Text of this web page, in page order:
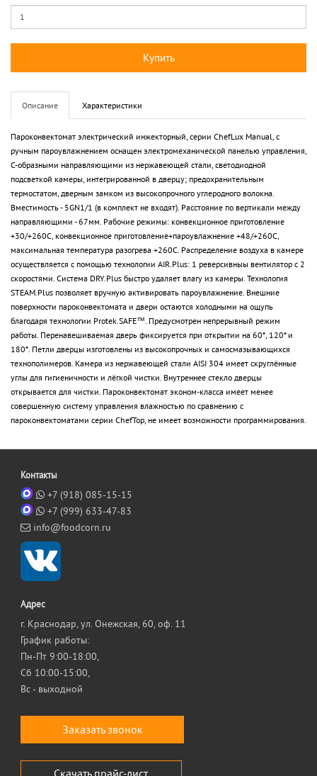
Купить
Описание Характеристики
Пароконвектомат электрический инжекторный, серии ChefLux Manual, с
ручным пароувлажнением оснащен электромеханической панелью управления,
С-образными направляющими из нержавеющей стали, светодиодной
подсветкой камеры, интегрированной в дверцу; предохранительным
термостатом, дверным замком из высокопрочного углеродного волокна.
Вместимость - 5GN1/1 (в комплект не входят). Расстояние по вертикали между
направляющими - 67мм. Рабочие режимы: конвекционное приготовление
+30/+260С, конвекционное приготовление+пароувлажнение +48/+260С,
максимальная температура разогрева +260C. Распределение воздуха в камере
осуществляется с помощью технологии AIR.Plus: 1 реверсивныы вентилятор с 2
скоростями. Система DRY.Plus быстро удаляет влагу из камеры. Технология
STEAM.Plus позволяет вручную активировать пароувлажнение. Внешние
поверхности пароконвектомата и двери остаются холодными на ощупь
благодаря технологии Protek.SAFE™. Предусмотрен непрерывный режим
работы. Перенавешиваемая дверь фиксируется при открытии на 60*, 120* и
180*. Петли дверцы изготовлены из высокопрочных и самосмазывающихся
технополимеров. Камера из нержавеющей стали AISI 304 имеет скруглённые
углы для гигиеничности и лёгкой чистки. Внутреннее стекло дверцы
открывается для чистки. Пароконвектомат эконом-класса имеет менее
совершенную систему управления влажностью по сравнению с
пароконвектоматами серии ChefTop, не имеет возможности программирования.
Контакты
+7 (918) 085-15-15
+7 (999) 633-47-83
info@foodcorn.ru
Адрес
г. Краснодар, ул. Онежская, 60, оф. 11
График работы:
Пн-Пт 9:00-18:00,
Сб 10:00-15:00,
Вс - выходной
Заказать звонок